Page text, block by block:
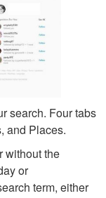
search. Four tabs
and Places.
without the
or
term, either